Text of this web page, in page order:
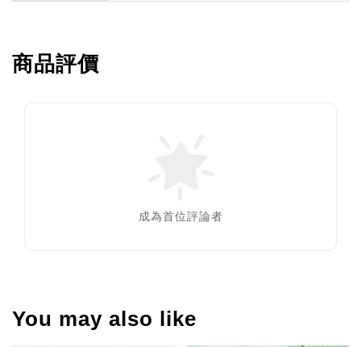
商品評價
成為首位評論者
You may also like